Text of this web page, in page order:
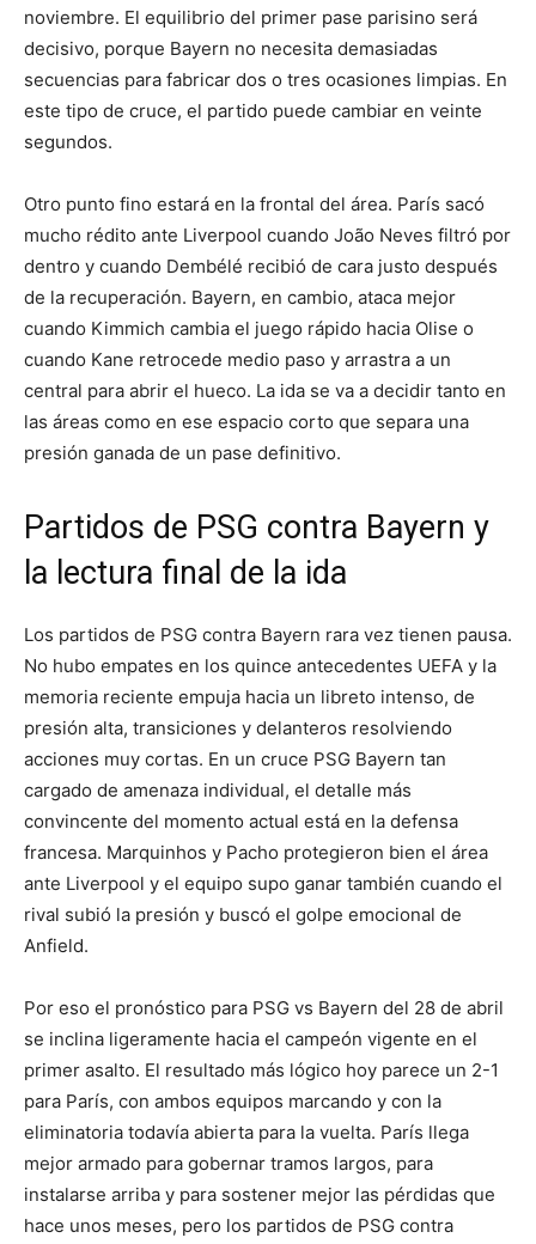
noviembre. El equilibrio del primer pase parisino será
decisivo, porque Bayern no necesita demasiadas
secuencias para fabricar dos o tres ocasiones limpias. En
este tipo de cruce, el partido puede cambiar en veinte
segundos.
Otro punto fino estará en la frontal del área. París sacó
mucho rédito ante Liverpool cuando João Neves filtró por
dentro y cuando Dembélé recibió de cara justo después
de la recuperación. Bayern, en cambio, ataca mejor
cuando Kimmich cambia el juego rápido hacia Olise o
cuando Kane retrocede medio paso y arrastra a un
central para abrir el hueco. La ida se va a decidir tanto en
las áreas como en ese espacio corto que separa una
presión ganada de un pase definitivo.
Partidos de PSG contra Bayern y
la lectura final de la ida
Los partidos de PSG contra Bayern rara vez tienen pausa.
No hubo empates en los quince antecedentes UEFA y la
memoria reciente empuja hacia un libreto intenso, de
presión alta, transiciones y delanteros resolviendo
acciones muy cortas. En un cruce PSG Bayern tan
cargado de amenaza individual, el detalle más
convincente del momento actual está en la defensa
francesa. Marquinhos y Pacho protegieron bien el área
ante Liverpool y el equipo supo ganar también cuando el
rival subió la presión y buscó el golpe emocional de
Anfield.
Por eso el pronóstico para PSG vs Bayern del 28 de abril
se inclina ligeramente hacia el campeón vigente en el
primer asalto. El resultado más lógico hoy parece un 2-1
para París, con ambos equipos marcando y con la
eliminatoria todavía abierta para la vuelta. París llega
mejor armado para gobernar tramos largos, para
instalarse arriba y para sostener mejor las pérdidas que
hace unos meses, pero los partidos de PSG contra